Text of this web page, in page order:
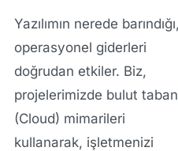
Yazılımın nerede barındığı,
operasyonel giderleri
doğrudan etkiler. Biz,
projelerimizde bulut
(Cloud) mimarileri
kullanarak, işletmenizi